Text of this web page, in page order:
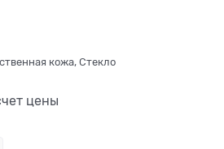
кожа, Стекло
цены